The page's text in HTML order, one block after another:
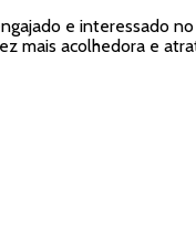
e interessado
mais acolhedora e